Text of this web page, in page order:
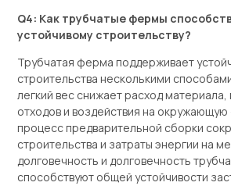
Q4: Как трубчатые фермы
устойчивому строительству?
Трубчатая ферма поддерживает
строительства несколькими
легкий вес снижает расход
отходов и воздействия на
процесс предварительной сборки
строительства и затраты энергии на
долговечность и долговечность
способствуют общей устойчивости